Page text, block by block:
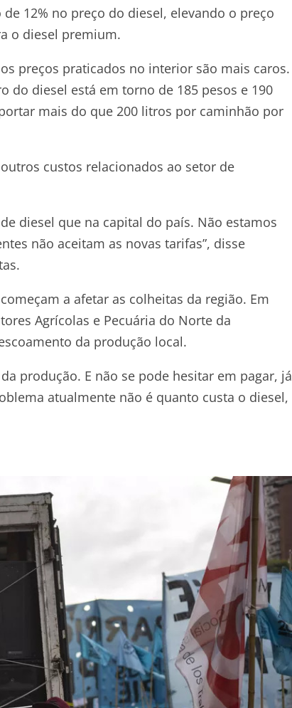
12% no preço do diesel, elevando o preço
o diesel premium.
preços praticados no interior são mais caros.
do diesel está em torno de 185 pesos e 190
mais do que 200 litros por caminhão por
custos relacionados ao setor de
diesel que na capital do país. Não estamos
não aceitam as novas tarifas”, disse
a afetar as colheitas da região. Em
Agrícolas e Pecuária do Norte da
da produção local.
produção. E não se pode hesitar em pagar, já
atualmente não é quanto custa o diesel,